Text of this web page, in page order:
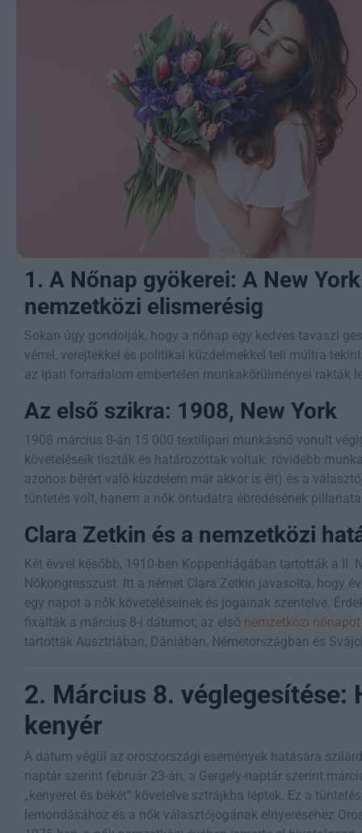
1. A Nőnap gyökerei: A New
nemzetközi elismerésig
Sokan úgy gondolják, hogy a nőnap egy kedves tavaszi
vérrel, verejtékkel és politikai küzdelmekkel teli múltra
az ipari forradalom embertelen munkakörülményei rakták
Az első szikra: 1908, New York
1908 március 8-án 15 000 textilipari munkásnő vonult
követeléseik tiszták és határozottak voltak: rövidebb
azonos bérért való küzdelem már akkor is élt) és a
tüntetés volt, hanem a nők öntudatra ébredésének pillanata.
Clara Zetkin és a nemzetközi
Két évvel később, 1910-ben Koppenhágában tartották a II.
Nőkongresszust. Itt a német Clara Zetkin javasolta, hogy
egy napot a nők követeléseinek és jogainak szentelve.
fixálták a március 8-i dátumot; az első nemzetközi nőnapot
tartották Ausztriában, Dániában, Németországban és
2. Március 8. véglegesítése:
kenyér
A dátum végül az oroszországi események hatására
naptár szerint február 23-án, a Gergely-naptár szerint
„kenyeret és békét” követelve sztrájkba léptek. Ez a
lemondásához és a nők választójogának elnyeréséhez